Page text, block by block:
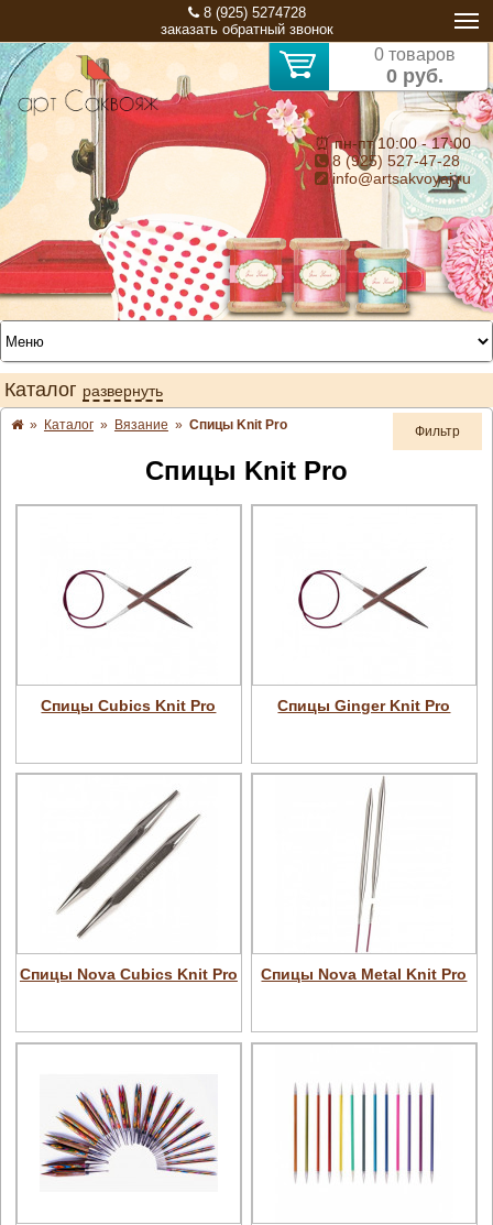
8 (925) 5274728
заказать обратный звонок
0 товаров
0 руб.
⏰ пн-пт 10:00 - 17:00
8 (925) 527-47-28
info@artsakvoyaj.ru
Каталог развернуть
Фильтр
» Каталог » Вязание » Спицы Knit Pro
Спицы Knit Pro
Спицы Cubics Knit Pro Спицы Ginger Knit Pro
Спицы Nova Cubics Knit Pro Спицы Nova Metal Knit Pro